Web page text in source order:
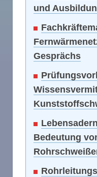
und
Gesprächs
Bedeutung